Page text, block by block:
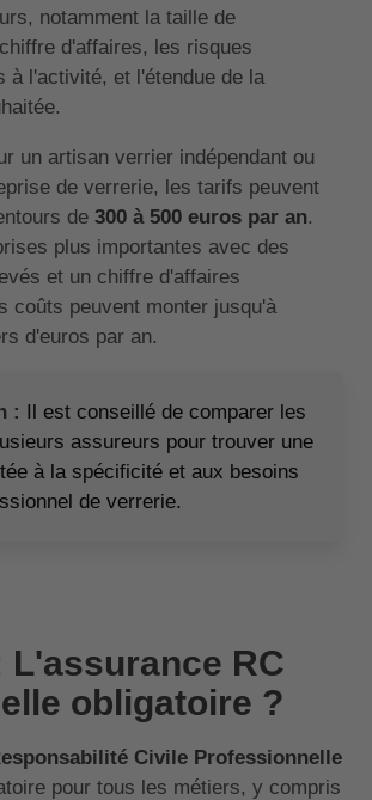
notamment la taille de
d'affaires, les risques
à l'activité, et l'étendue de la
un artisan verrier indépendant ou
de verrerie, les tarifs peuvent
de300 à 500 euros par an.
plus importantes avec des
et un chiffre d'affaires
coûts peuvent monter jusqu'à
d'euros par an.
: Il est conseillé de comparer les
assureurs pour trouver une
à la spécificité et aux besoins
de verrerie.
L'assurance RC
obligatoire ?
Civile Professionnelle
pour tous les métiers, y compris